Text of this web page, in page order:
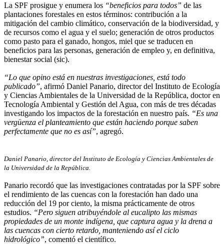
La SPF prosigue y enumera los “beneficios para todos” de las
plantaciones forestales en estos términos: contribución a la
mitigación del cambio climático, conservación de la biodiversidad, y
de recursos como el agua y el suelo; generación de otros productos
como pasto para el ganado, hongos, miel que se traducen en
beneficios para las personas, generación de empleo y, en definitiva,
bienestar social (sic).
“Lo que opino está en nuestras investigaciones, está todo
publicado”, afirmó Daniel Panario, director del Instituto de Ecología
y Ciencias Ambientales de la Universidad de la República, doctor en
Tecnología Ambiental y Gestión del Agua, con más de tres décadas
investigando los impactos de la forestación en nuestro país. “Es una
vergüenza el planteamiento que están haciendo porque saben
perfectamente que no es así”, agregó.
Daniel Panario, director del Instituto de Ecología y Ciencias Ambientales de
la Universidad de la República.
Panario recordó que las investigaciones contratadas por la SPF sobre
el rendimiento de las cuencas con la forestación han dado una
reducción del 19 por ciento, la misma prácticamente de otros
estudios. “Pero siguen atribuyéndole al eucalipto las mismas
propiedades de un monte indígena, que captura agua y la drena a
las cuencas con cierto retardo, manteniendo así el ciclo
hidrológico”, comentó el científico.